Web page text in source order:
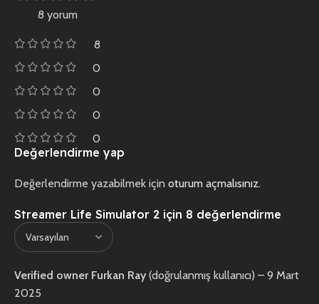
8 yorum
8
0
0
0
0
Streamer Life Simulator 2 için 8 değerlendirme
Verified owner Furkan Ray(doğrulanmış kullanıcı) – 9 Mart
2025
Değerlendirme yap
Değerlendirme yazabilmek için oturum açmalısınız.